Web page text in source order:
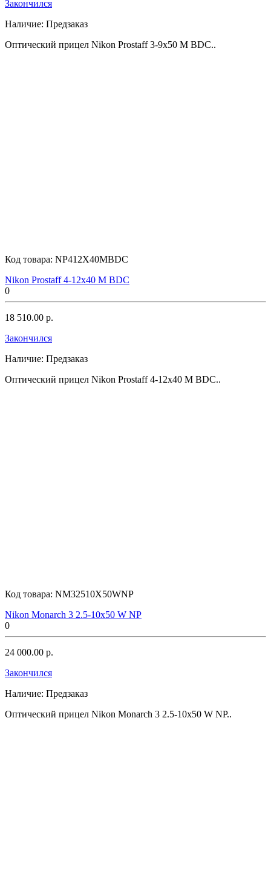
Закончился
Наличие: Предзаказ
Оптический прицел Nikon Prostaff 3-9x50 M BDC..
Код товара: NP412X40MBDC
Nikon Prostaff 4-12x40 M BDC
0
18 510.00 р.
Закончился
Наличие: Предзаказ
Оптический прицел Nikon Prostaff 4-12x40 M BDC..
Код товара: NM32510X50WNP
Nikon Monarch 3 2.5-10x50 W NP
0
24 000.00 р.
Закончился
Наличие: Предзаказ
Оптический прицел Nikon Monarch 3 2.5-10x50 W NP..